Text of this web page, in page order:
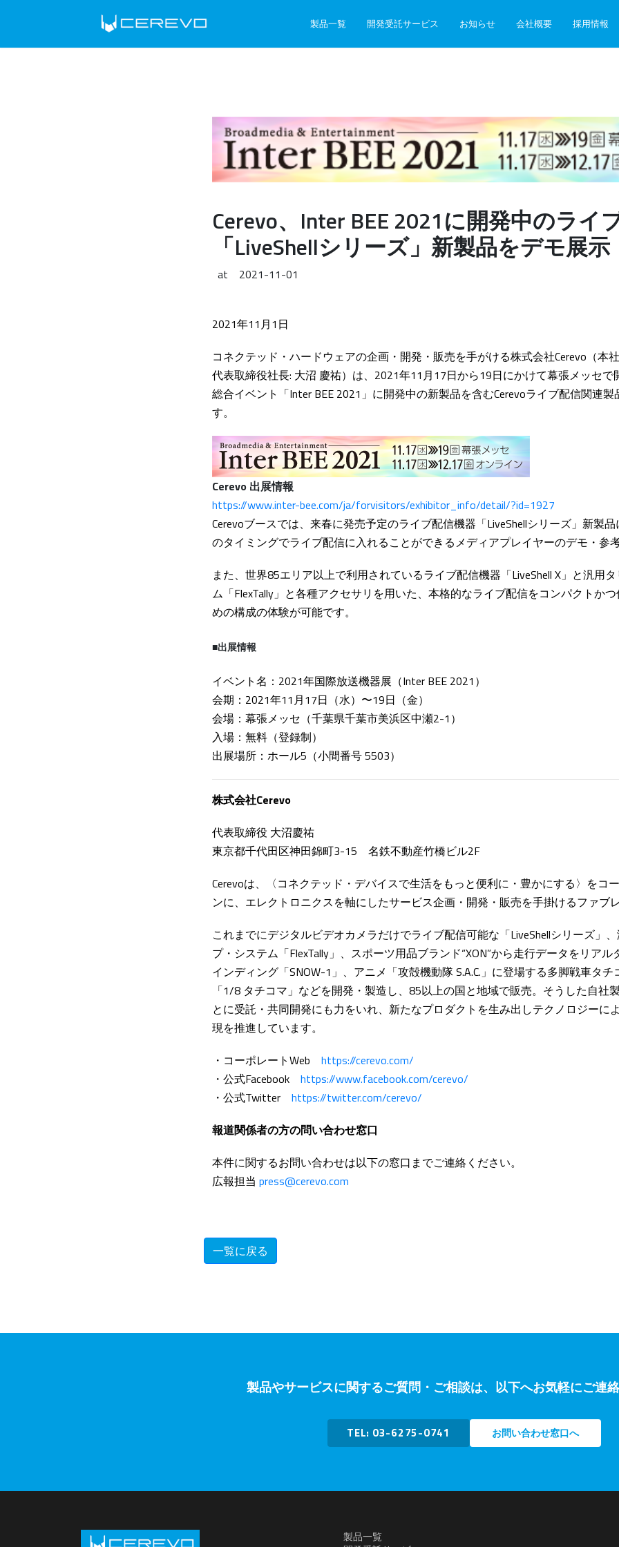
製品一覧 開発受託サービス お知らせ 会社概要 採用情報
Cerevo、Inter BEE 2021に開発中のライ
「LiveShellシリーズ」新製品をデモ展示
at 2021-11-01
2021年11月1日
コネクテッド・ハードウェアの企画・開発・販売を手がける株式会社Cerevo（本社
代表取締役社長: 大沼 慶祐）は、2021年11月17日から19日にかけて幕張メッセで
総合イベント「Inter BEE 2021」に開発中の新製品を含むCerevoライブ配信関連製
す。
Cerevo 出展情報
https://www.inter-bee.com/ja/forvisitors/exhibitor_info/detail/?id=1927
Cerevoブースでは、来春に発売予定のライブ配信機器「LiveShellシリーズ」新製
のタイミングでライブ配信に入れることができるメディアプレイヤーのデモ・参
また、世界85エリア以上で利用されているライブ配信機器「LiveShell X」と汎用
ム「FlexTally」と各種アクセサリを用いた、本格的なライブ配信をコンパクトか
めの構成の体験が可能です。
■出展情報
イベント名：2021年国際放送機器展（Inter BEE 2021）
会期：2021年11月17日（水）〜19日（金）
会場：幕張メッセ（千葉県千葉市美浜区中瀬2-1）
入場：無料（登録制）
出展場所：ホール5（小間番号 5503）
株式会社Cerevo
代表取締役 大沼慶祐
東京都千代田区神田錦町3-15 名鉄不動産竹橋ビル2F
Cerevoは、〈コネクテッド・デバイスで生活をもっと便利に・豊かにする〉をコ
ンに、エレクトロニクスを軸にしたサービス企画・開発・販売を手掛けるファブ
これまでにデジタルビデオカメラだけでライブ配信可能な「LiveShellシリーズ」
プ・システム「FlexTally」、スポーツ用品ブランド“XON”から走行データをリア
インディング「SNOW-1」、アニメ「攻殻機動隊 S.A.C.」に登場する多脚戦車タ
「1/8 タチコマ」などを開発・製造し、85以上の国と地域で販売。そうした自社
とに受託・共同開発にも力をいれ、新たなプロダクトを生み出しテクノロジーに
現を推進しています。
・コーポレートWeb https://cerevo.com/
・公式Facebook https://www.facebook.com/cerevo/
・公式Twitter https://twitter.com/cerevo/
報道関係者の方の問い合わせ窓口
本件に関するお問い合わせは以下の窓口までご連絡ください。
広報担当 press@cerevo.com
一覧に戻る
製品やサービスに関するご質問・ご相談は、以下へお気軽にご連絡
TEL: 03-6275-0741 お問い合わせ窓口へ
製品一覧